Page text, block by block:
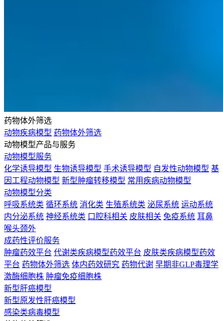
药物体外筛选
动物疾病模型 药物体外筛选
动物模型产品与服务
动物模型服务
化学诱导模型 生物诱导模型 手术诱导模型 自发性动物模型 基
因工程动物模型 新型肿瘤转移模型 常用疾病动物模型
动物模型分类
呼吸系统类 循环系统 消化类 生殖系统类 泌尿系统 运动系统
内分泌系统 神经系统类 口腔科相关 皮肤相关 免疫系统 耳鼻
喉头颈外
成药性评价服务
肿瘤药效平台 代谢类疾病模型药效平台 皮肤类疾病模型药效
平台 药物体外筛选 体内药效研究 药物代谢 早期非GLP毒理学
激酶细胞株 肿瘤免疫细胞株
新型肝癌模型
新型原发性肝癌模型
感染类病毒模型